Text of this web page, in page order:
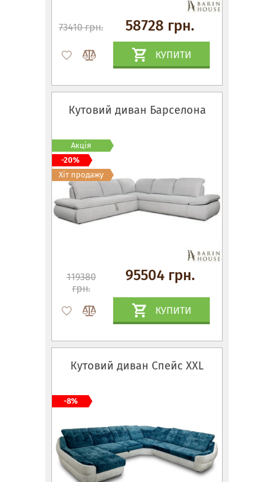
73410 грн. 58728 грн.
КУПИТИ
Кутовий диван Барселона
119380
грн.
95504 грн.
КУПИТИ
Акція
-20%
Хіт продажу
Кутовий диван Спейс XXL
-8%